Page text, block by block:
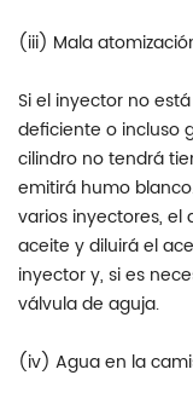
(iii) Mala
Si el inyector no
deficiente o incluso
cilindro no tendrá
emitirá humo
varios inyectores, el
aceite y diluirá el
inyector y, si es
válvula de aguja.
(iv) Agua en la